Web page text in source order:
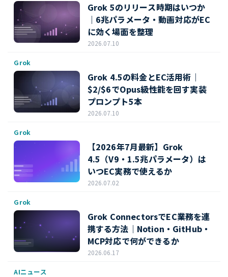
2026.07.10
Grok 5のリリース時期はいつか
｜6兆パラメータ・動画対応がEC
に効く場面を整理
Grok
2026.07.10
Grok 4.5の料金とEC活用術｜
$2/$6でOpus級性能を回す実装
プロンプト5本
Grok
2026.07.02
【2026年7月最新】Grok
4.5（V9・1.5兆パラメータ）は
いつEC実務で使えるか
Grok
2026.06.17
Grok ConnectorsでEC業務を連
携する方法｜Notion・GitHub・
MCP対応で何ができるか
AIニュース